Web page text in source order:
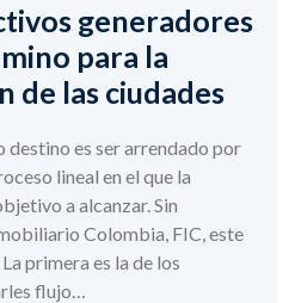
generadores
para la
de las ciudades
destino es ser arrendado por
lineal en el que la
a alcanzar. Sin
Colombia, FIC, este
primera es la de los
flujo…